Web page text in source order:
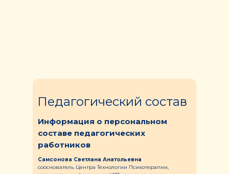
Педагогический состав
Информация о персональном
составе педагогических
работников
Самсонова Светлана Анатольевна
сооснователь Центра Технологии Психотерапии,